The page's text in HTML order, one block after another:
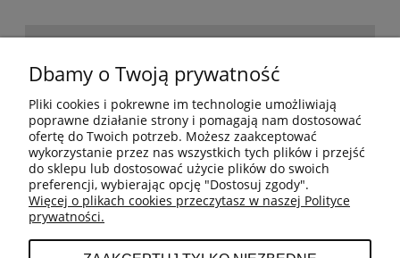
BESTSELLERY
MOJE KONTO
Dbamy o Twoją prywatność
Pliki cookies i pokrewne im technologie umożliwiają
poprawne działanie strony i pomagają nam dostosować
ofertę do Twoich potrzeb. Możesz zaakceptować
wykorzystanie przez nas wszystkich tych plików i przejść
do sklepu lub dostosować użycie plików do swoich
preferencji, wybierając opcję "Dostosuj zgody".
Więcej o plikach cookies przeczytasz w naszej Polityce
prywatności.